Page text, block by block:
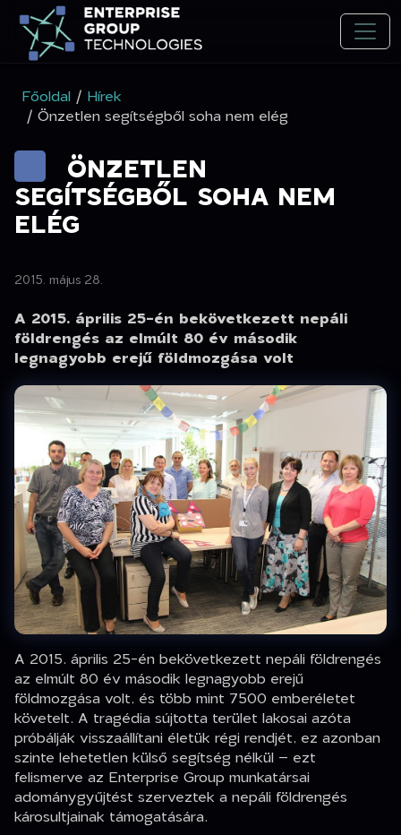
Főoldal / Hírek
/ Önzetlen segítségből soha nem elég
ÖNZETLEN
SEGÍTSÉGBŐL SOHA NEM
ELÉG
2015. május 28.
A 2015. április 25-én bekövetkezett nepáli
földrengés az elmúlt 80 év második
legnagyobb erejű földmozgása volt
A 2015. április 25-én bekövetkezett nepáli földrengés
az elmúlt 80 év második legnagyobb erejű
földmozgása volt, és több mint 7500 emberéletet
követelt. A tragédia sújtotta terület lakosai azóta
próbálják visszaállítani életük régi rendjét, ez azonban
szinte lehetetlen külső segítség nélkül – ezt
felismerve az Enterprise Group munkatársai
adománygyűjtést szerveztek a nepáli földrengés
károsultjainak támogatására.